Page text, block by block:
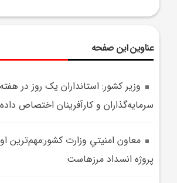
عناوین این صفحه
وزير کشور: استانداران يک روز در
سرمايه‌گذاران و کارآفرينان اختصاص
معاون امنيتي وزارت کشور:مهم‌ترين
پروژه انسداد مرزهاست